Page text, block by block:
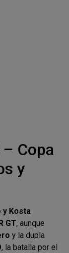
Copa
y
y Kosta
GT, aunque
y la dupla
, la batalla por el